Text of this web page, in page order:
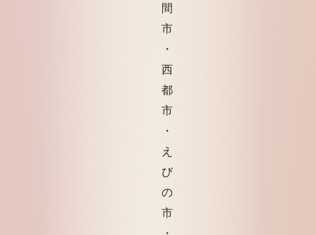
間
市
・
西
都
市
・
え
び
の
市